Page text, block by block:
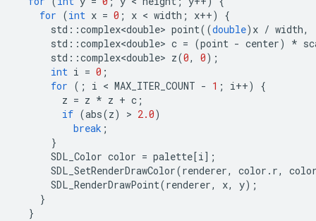
for (int x = 0 ; x < width ; x++)
{
std ::complex<double> point((double) x / width,
std ::complex<double> c = (point - center) *
std ::complex<double> z(0, 0);
int i = 0 ;
for (; i < MAX_ITER_COUNT - 1 ; i++)
{
z = z * z + c ;
if (abs(z) > 2.0)
break ;
}
SDL_Color color = palette [i];
SDL_SetRenderDrawColor(renderer, color . r,
SDL_RenderDrawPoint(renderer, x, y);
}
}